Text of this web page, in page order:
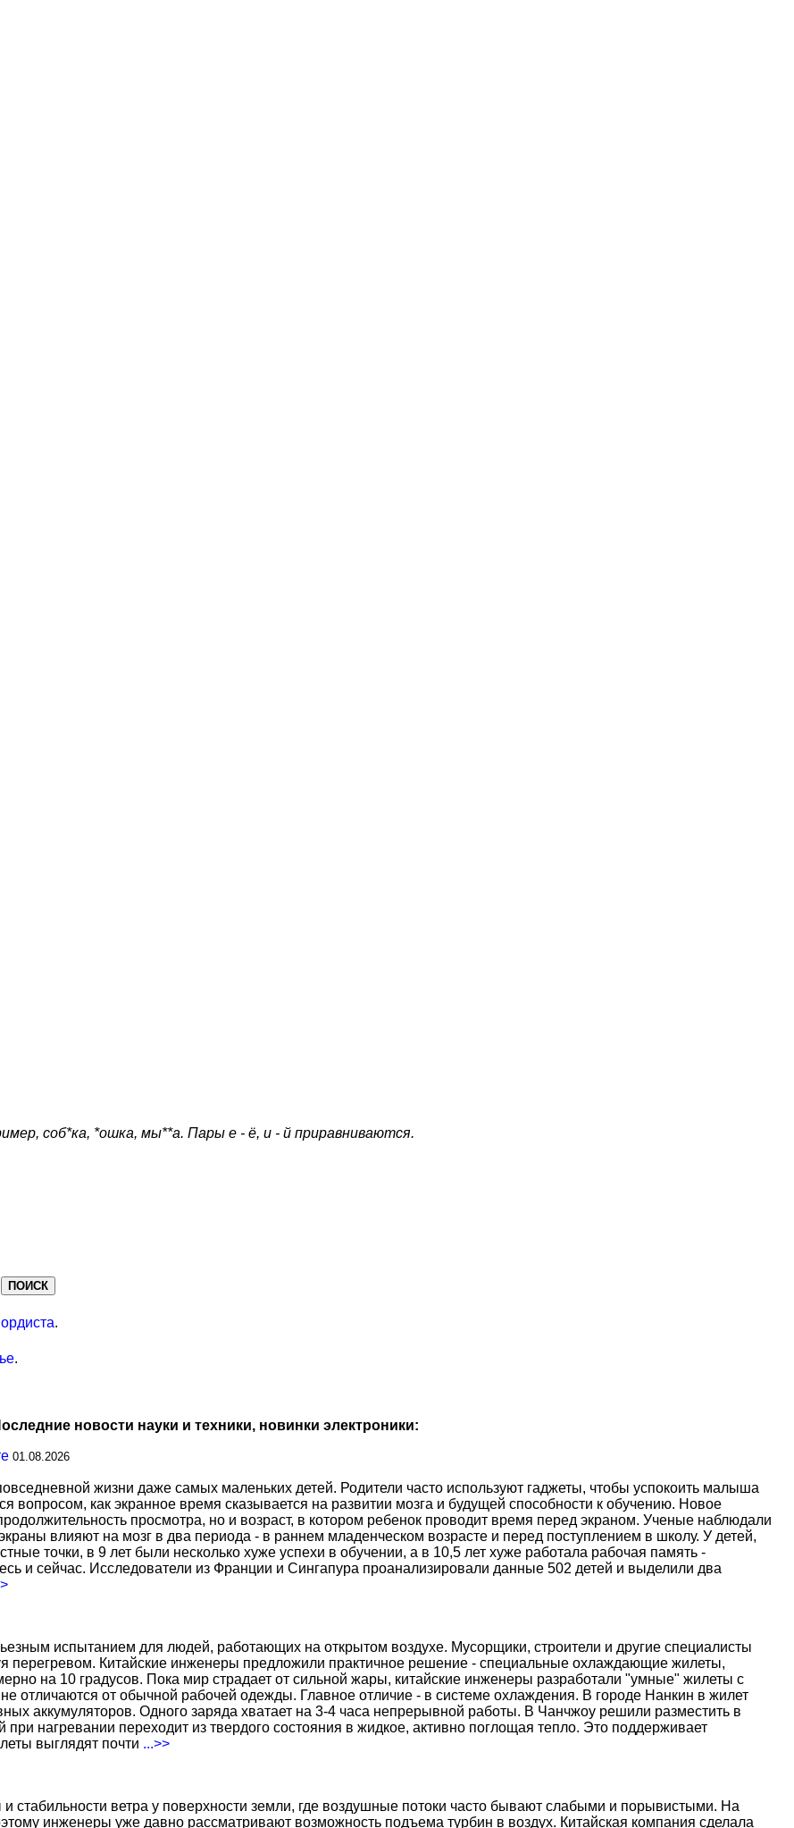
соб*ка, *ошка, мы**а. Пары е - ё, и - й приравниваются.
.
.
новости науки и техники, новинки электроники:
01.08.2026
жизни даже самых маленьких детей. Родители часто используют гаджеты, чтобы успокоить малыша
вопросом, как экранное время сказывается на развитии мозга и будущей способности к обучению. Новое
просмотра, но и возраст, в котором ребенок проводит время перед экраном. Ученые наблюдали
влияют на мозг в два периода - в раннем младенческом возрасте и перед поступлением в школу. У детей,
точки, в 9 лет были несколько хуже успехи в обучении, а в 10,5 лет хуже работала рабочая память -
и сейчас. Исследователи из Франции и Сингапура проанализировали данные 502 детей и выделили два
испытанием для людей, работающих на открытом воздухе. Мусорщики, строители и другие специалисты
перегревом. Китайские инженеры предложили практичное решение - специальные охлаждающие жилеты,
на 10 градусов. Пока мир страдает от сильной жары, китайские инженеры разработали "умные" жилеты с
отличаются от обычной рабочей одежды. Главное отличие - в системе охлаждения. В городе Нанкин в жилет
аккумуляторов. Одного заряда хватает на 3-4 часа непрерывной работы. В Чанчжоу решили разместить в
нагревании переходит из твердого состояния в жидкое, активно поглощая тепло. Это поддерживает
выглядят почти ...>>
стабильности ветра у поверхности земли, где воздушные потоки часто бывают слабыми и порывистыми. На
инженеры уже давно рассматривают возможность подъема турбин в воздух. Китайская компания сделала